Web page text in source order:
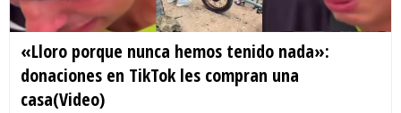
«Lloro porque nunca hemos tenido nada»:
donaciones en TikTok les compran una
casa(Video)